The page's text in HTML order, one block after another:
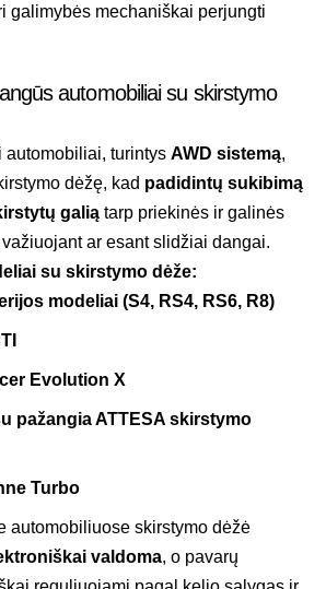
galimybės mechaniškai perjungti
automobiliai su skirstymo
automobiliai, turintys AWD sistemą,
dėžę, kad padidintų sukibimą
galią tarp priekinės ir galinės
ar esant slidžiai dangai.
su skirstymo dėže:
modeliai (S4, RS4, RS6, R8)
Evolution X
pažangia ATTESA skirstymo
Turbo
automobiliuose skirstymo dėžė
valdoma, o pavarų